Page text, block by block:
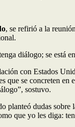
, se refirió a la
diálogo; se está
con Estados
que se concreten
sostuvo.
planteó dudas
que yo les diga: